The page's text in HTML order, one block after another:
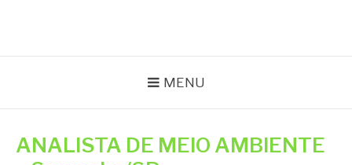
MENU
ANALISTA DE MEIO AMBIENTE